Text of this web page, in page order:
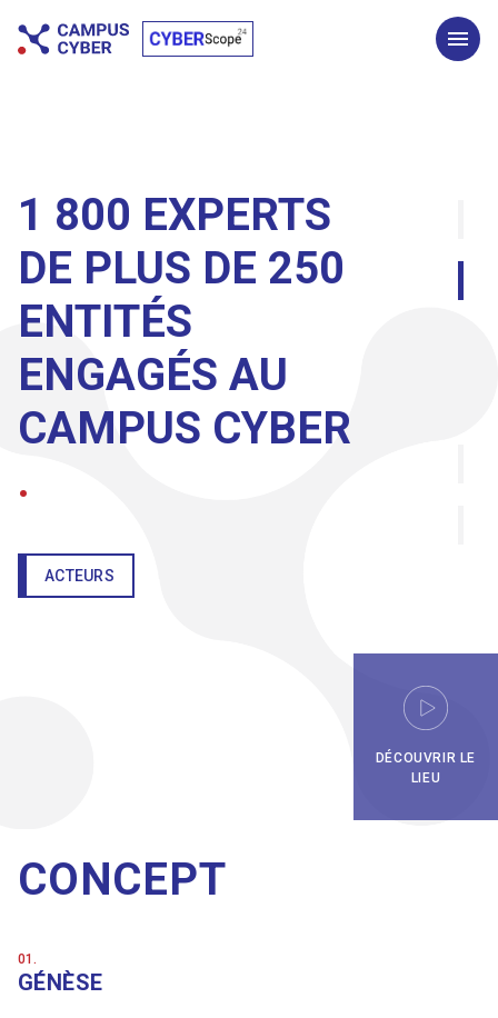
1 800 EXPERTS
DE PLUS DE 250
ENTITÉS
ENGAGÉS AU
CAMPUS CYBER
.
ACTEURS
DÉCOUVRIR LE
LIEU
CONCEPT
01.
GÉNÈSE